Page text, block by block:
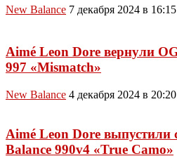
New Balance 7 декабря 2024 в 16:15
Aimé Leon Dore вернули
997 «Mismatch»
New Balance 4 декабря 2024 в 20:20
Aimé Leon Dore выпустили
Balance 990v4 «True Camo»